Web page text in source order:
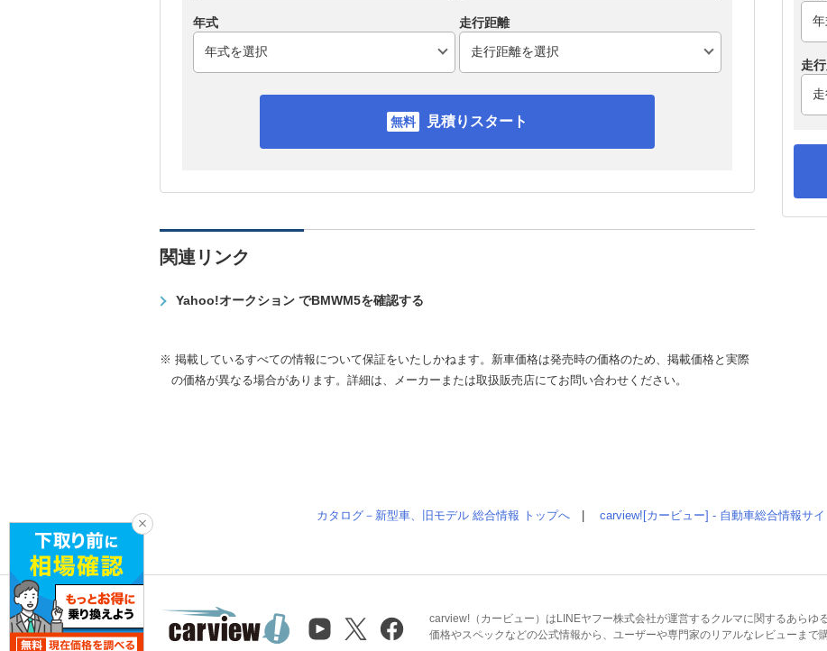
年式 走行距離
見積りスタート
関連リンク
Yahoo!オークション でBMWM5を確認する
※ 掲載しているすべての情報について保証をいたしかねます。新車価格は発売時の価格のため、掲載価格と実際
の価格が異なる場合があります。詳細は、メーカーまたは取扱販売店にてお問い合わせください。
走
カタログ－新型車、旧モデル 総合情報 トップへ carview![カービュー] - 自動車総合情報サ
carview!（カービュー）はLINEヤフー株式会社が運営するクルマに関するあらゆ
価格やスペックなどの公式情報から、ユーザーや専門家のリアルなレビューまで